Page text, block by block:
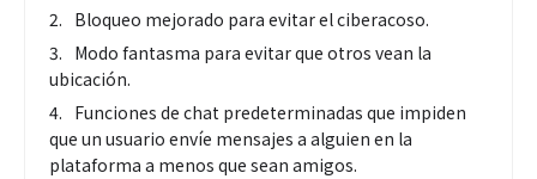
Bloqueo mejorado para evitar el ciberacoso.
Modo fantasma para evitar que otros vean la
ubicación.
Funciones de chat predeterminadas que impiden
que un usuario envíe mensajes a alguien en la
plataforma a menos que sean amigos.